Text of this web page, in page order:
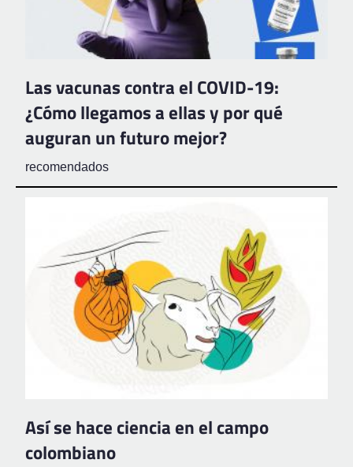
Las vacunas contra el COVID-19:
¿Cómo llegamos a ellas y por qué
auguran un futuro mejor?
recomendados
Así se hace ciencia en el campo
colombiano